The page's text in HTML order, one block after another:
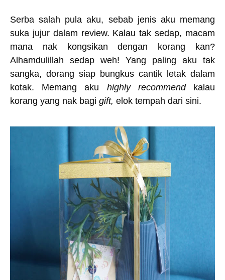
Serba salah pula aku, sebab jenis aku memang
suka jujur dalam review. Kalau tak sedap, macam
mana nak kongsikan dengan korang kan?
Alhamdulillah sedap weh! Yang paling aku tak
sangka, dorang siap bungkus cantik letak dalam
kotak. Memang aku highly recommendkalau
korang yang nak bagi gift, elok tempah dari sini.